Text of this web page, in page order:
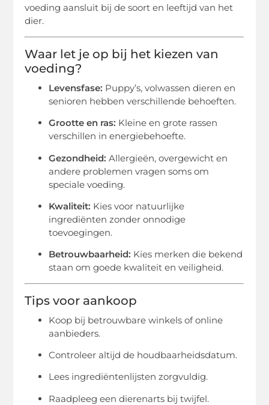
voeding aansluit bij de soort en leeftijd van het
dier.
Waar let je op bij het kiezen van
voeding?
Levensfase: Puppy’s, volwassen dieren en
senioren hebben verschillende behoeften.
Grootte en ras: Kleine en grote rassen
verschillen in energiebehoefte.
Gezondheid: Allergieën, overgewicht en
andere problemen vragen soms om
speciale voeding.
Kwaliteit: Kies voor natuurlijke
ingrediënten zonder onnodige
toevoegingen.
Betrouwbaarheid: Kies merken die bekend
staan om goede kwaliteit en veiligheid.
Tips voor aankoop
Koop bij betrouwbare winkels of online
aanbieders.
Controleer altijd de houdbaarheidsdatum.
Lees ingrediëntenlijsten zorgvuldig.
Raadpleeg een dierenarts bij twijfel.